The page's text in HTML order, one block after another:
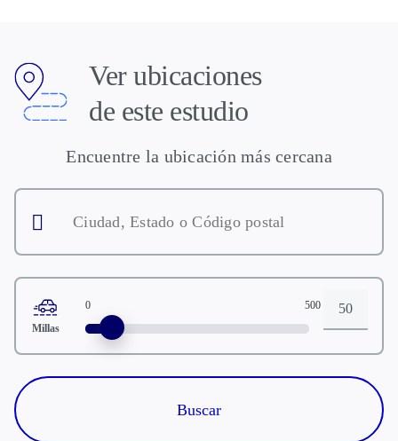
Ver ubicaciones
de este estudio
Encuentre la ubicación más cercana
Ciudad,
Estado
Millas
0 500 Distancia